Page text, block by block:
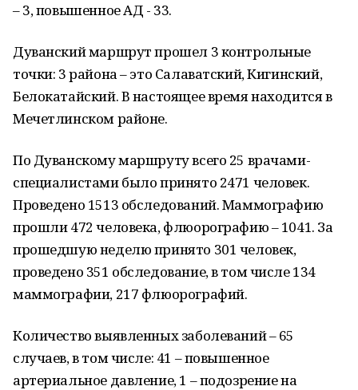
– 3, повышенное АД - 33.
Дуванский маршрут прошел 3 контрольные
точки: 3 района – это Салаватский, Кигинский,
Белокатайский. В настоящее время находится в
Мечетлинском районе.
По Дуванскому маршруту всего 25 врачами-
специалистами было принято 2471 человек.
Проведено 1513 обследований. Маммографию
прошли 472 человека, флюорографию – 1041. За
прошедшую неделю принято 301 человек,
проведено 351 обследование, в том числе 134
маммографии, 217 флюорографий.
Количество выявленных заболеваний – 65
случаев, в том числе: 41 – повышенное
артериальное давление, 1 – подозрение на